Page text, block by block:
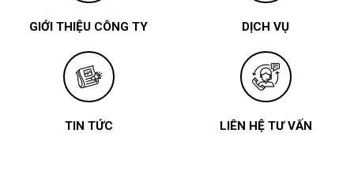
GIỚI THIỆU CÔNG TY DỊCH VỤ
TIN TỨC LIÊN HỆ TƯ VẤN